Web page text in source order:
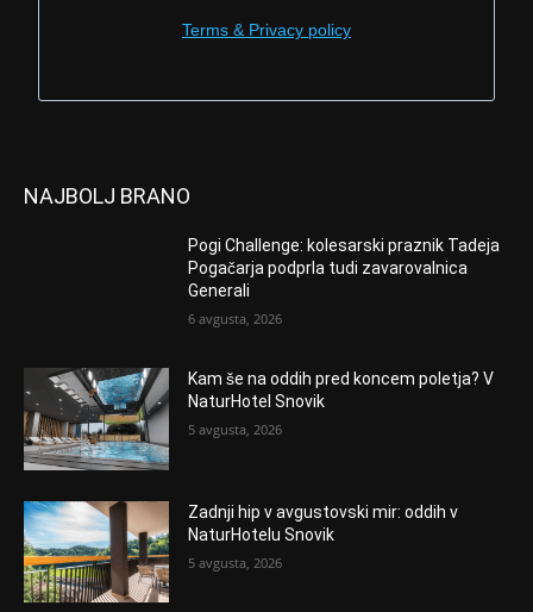
Terms & Privacy policy
NAJBOLJ BRANO
Pogi Challenge: kolesarski praznik Tadeja
Pogačarja podprla tudi zavarovalnica
Generali
6 avgusta, 2026
Kam še na oddih pred koncem poletja? V
NaturHotel Snovik
5 avgusta, 2026
Zadnji hip v avgustovski mir: oddih v
NaturHotelu Snovik
5 avgusta, 2026